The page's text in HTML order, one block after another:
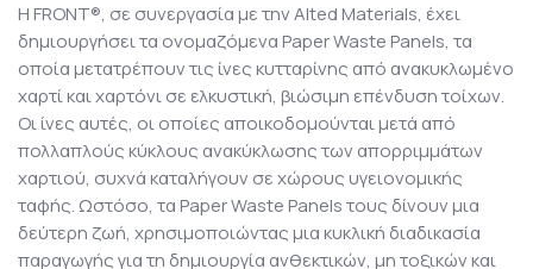
Η FRONT®, σε συνεργασία με την Alted Materials, έχει
δημιουργήσει τα ονομαζόμενα Paper Waste Panels, τα
οποία μετατρέπουν τις ίνες κυτταρίνης από ανακυκλωμένο
χαρτί και χαρτόνι σε ελκυστική, βιώσιμη επένδυση τοίχων.
Οι ίνες αυτές, οι οποίες αποικοδομούνται μετά από
πολλαπλούς κύκλους ανακύκλωσης των απορριμμάτων
χαρτιού, συχνά καταλήγουν σε χώρους υγειονομικής
ταφής. Ωστόσο, τα Paper Waste Panels τους δίνουν μια
δεύτερη ζωή, χρησιμοποιώντας μια κυκλική διαδικασία
παραγωγής για τη δημιουργία ανθεκτικών, μη τοξικών και